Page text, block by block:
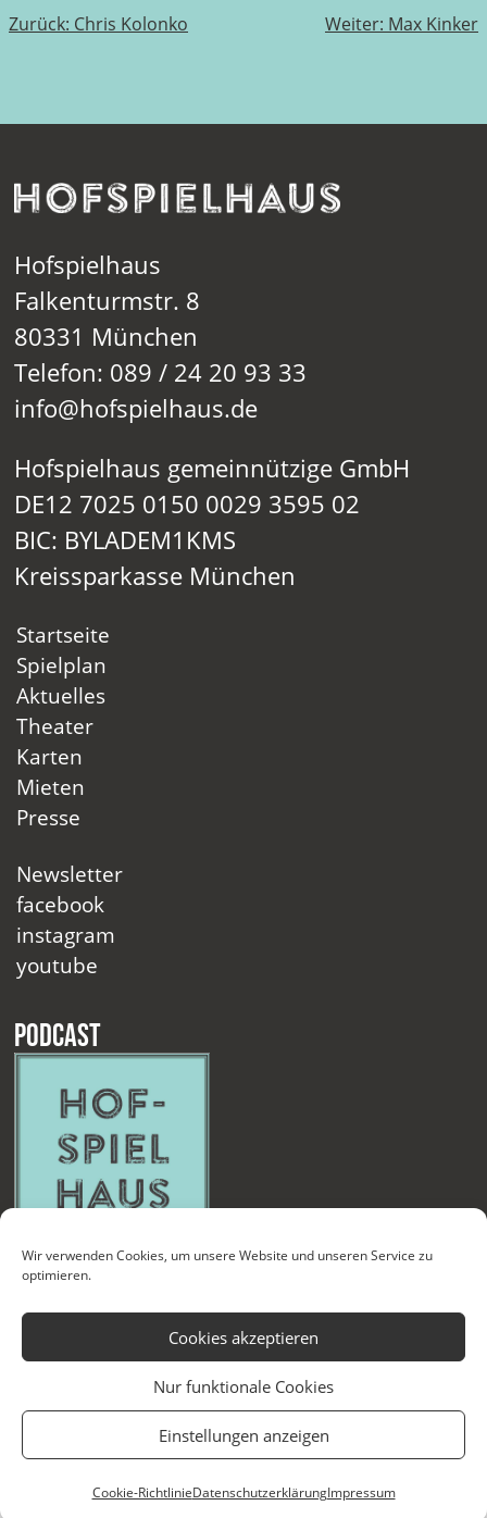
Wir verwenden Cookies, um unsere Website und unseren Service zu
optimieren.
Cookies akzeptieren
Nur funktionale Cookies
Einstellungen anzeigen
Cookie-RichtlinieDatenschutzerklärungImpressum
Beitragsnavigation
Zurück: Chris Kolonko Weiter: Max Kinker
Hofspielhaus
Falkenturmstr. 8
80331 München
Telefon: 089 / 24 20 93 33
info@hofspielhaus.de
Hofspielhaus gemeinnützige GmbH
DE12 7025 0150 0029 3595 02
BIC: BYLADEM1KMS
Kreissparkasse München
Startseite
Spielplan
Aktuelles
Theater
Karten
Mieten
Presse
Newsletter
facebook
instagram
youtube
Podcast
Kontakt Newsletter Datenschutzerklärung Impressum
Cookie-Richtlinie (EU) Technische Betreuung